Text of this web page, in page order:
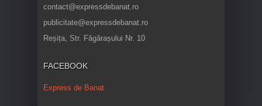
contact@expressdebanat.ro
publicitate@expressdebanat.ro
Reșița, Str. Făgărașului Nr. 10
FACEBOOK
Express de Banat